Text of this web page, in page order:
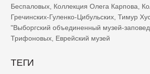
Беспаловых Коллекция Олега Карпова
Гречинских-Гуленко-Цибульских Тимур
"Выборгский объединенный музей-
Трифоновых Еврейский музей
ТЕГИ